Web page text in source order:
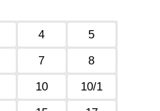
4
5
7
8
10
10/1